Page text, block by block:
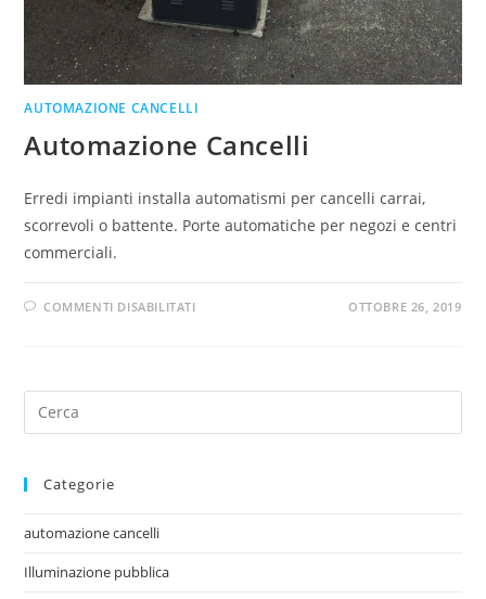
AUTOMAZIONE CANCELLI
Automazione Cancelli
Erredi impianti installa automatismi per cancelli carrai,
scorrevoli o battente. Porte automatiche per negozi e centri
commerciali.
COMMENTI DISABILITATI OTTOBRE 26, 2019
Categorie
automazione cancelli
Illuminazione pubblica